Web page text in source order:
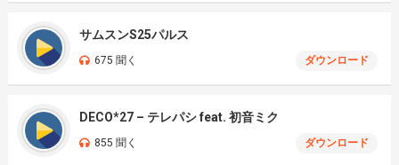
サムスンS25パルス
675 聞く ダウンロード
DECO*27 – テレパシ feat. 初音ミク
855 聞く ダウンロード